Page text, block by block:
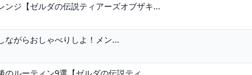
ンジ【ゼルダの伝説ティアーズオブザキ...
ながらおしゃべりしよ！メン...